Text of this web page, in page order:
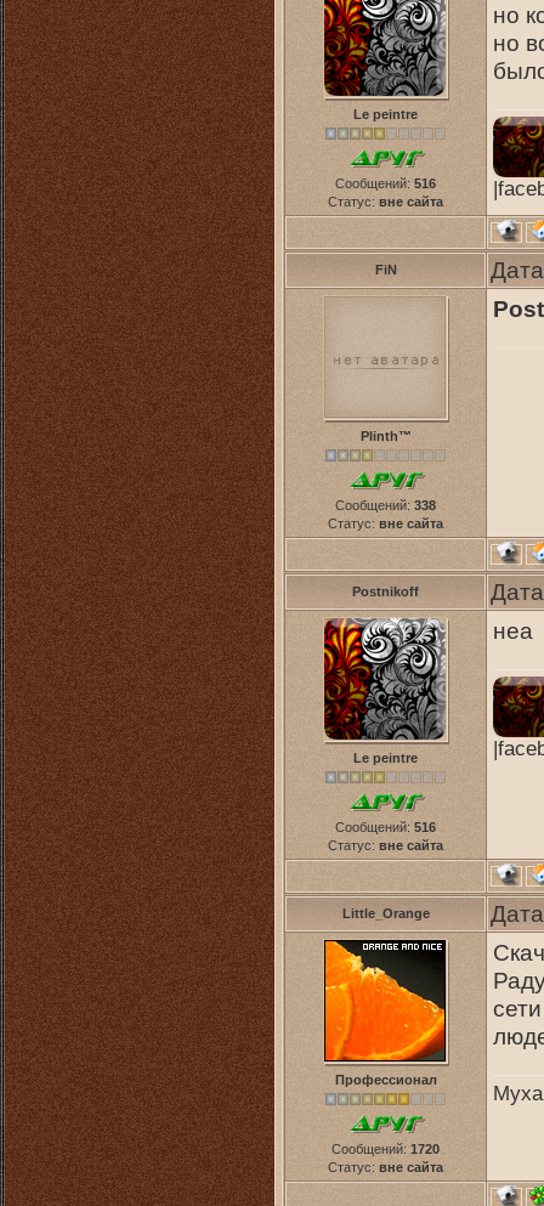
Le peintre
Сообщений: 516
Статус: вне сайта
но
но
FiN
Plinth™
Сообщений: 338
Статус: вне сайта
Postnikoff
Le peintre
Сообщений: 516
Статус: вне сайта
неа
Little_Orange
Профессионал
Сообщений: 1720
Статус: вне сайта